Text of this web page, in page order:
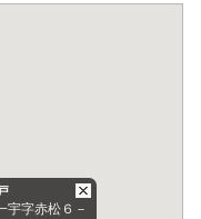
宇字赤松６－